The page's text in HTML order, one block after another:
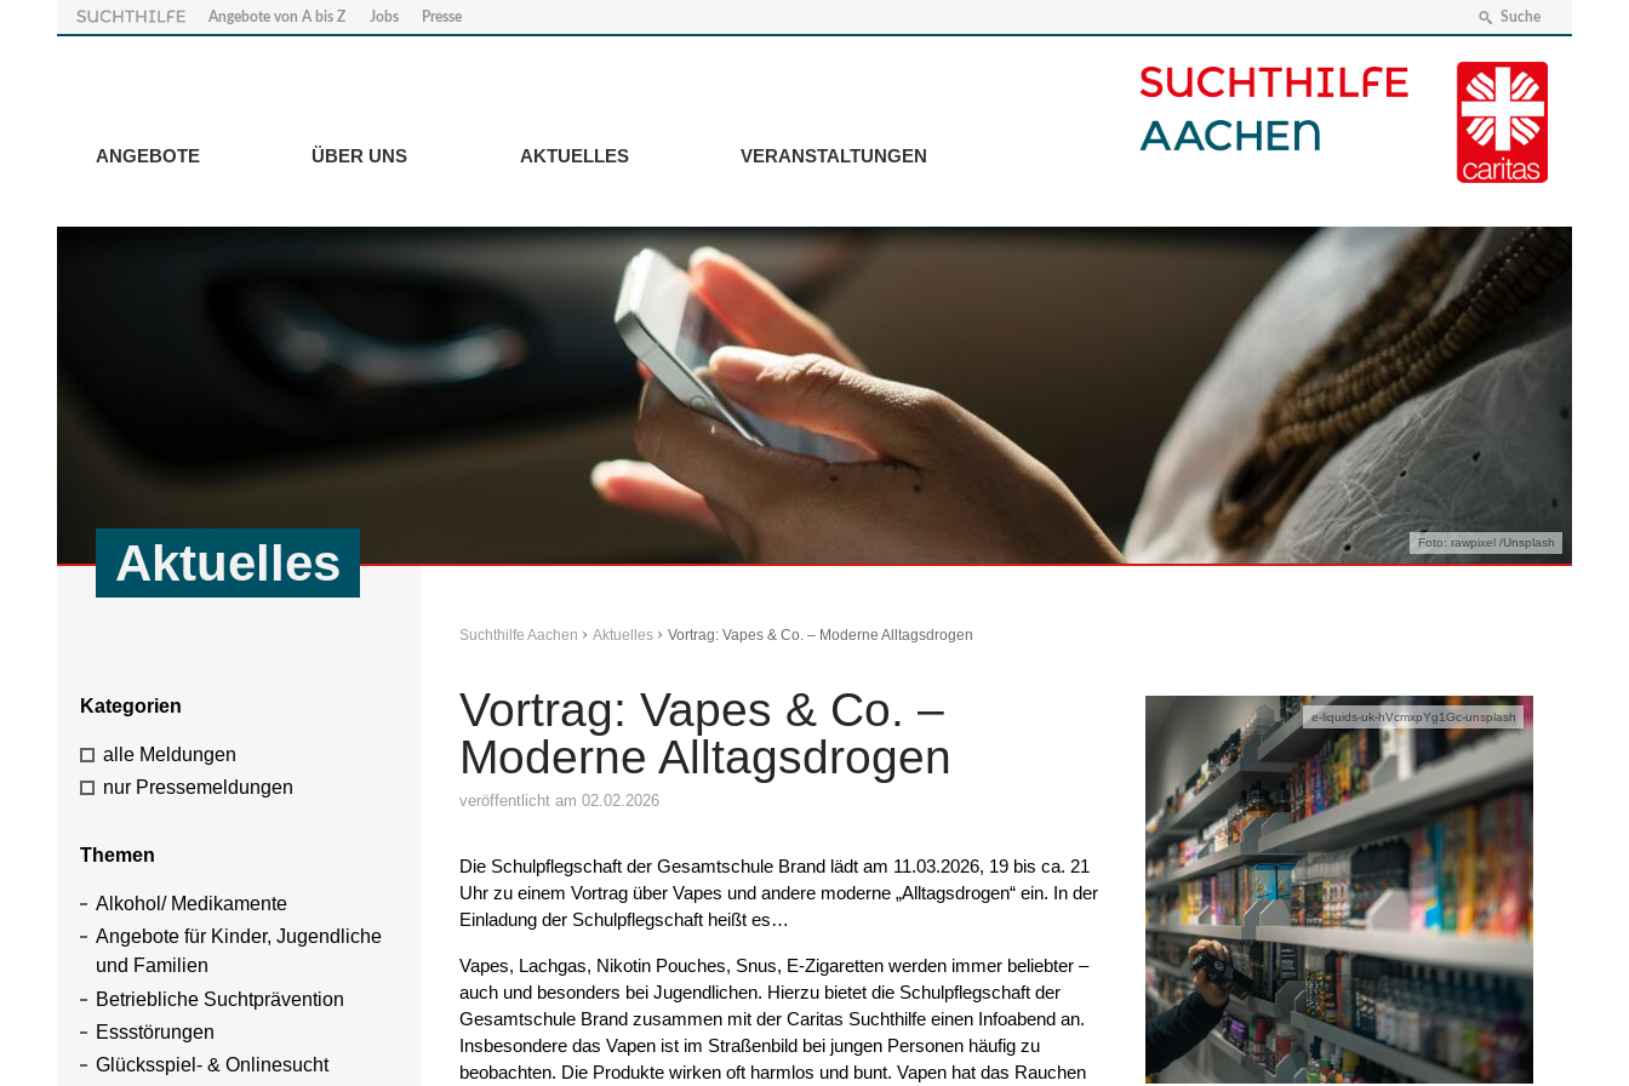
Angebote von A bis Z Jobs Presse Suche
ANGEBOTE ÜBER UNS AKTUELLES VERANSTALTUNGEN
Aktuelles Foto: rawpixel /Unsplash
Kategorien
alle Meldungen
nur Pressemeldungen
Themen
Alkohol/ Medikamente
Angebote für Kinder, Jugendliche
und Familien
Betriebliche Suchtprävention
Essstörungen
Glücksspiel- & Onlinesucht
Suchthilfe Aachen Aktuelles Vortrag: Vapes & Co. – Moderne Alltagsdrogen
Vortrag: Vapes & Co. –
Moderne Alltagsdrogen
veröffentlicht am 02.02.2026
Die Schulpflegschaft der Gesamtschule Brand lädt am 11.03.2026, 19 bis ca. 21
Uhr zu einem Vortrag über Vapes und andere moderne „Alltagsdrogen“ ein. In der
Einladung der Schulpflegschaft heißt es…
Vapes, Lachgas, Nikotin Pouches, Snus, E-Zigaretten werden immer beliebter –
auch und besonders bei Jugendlichen. Hierzu bietet die Schulpflegschaft der
Gesamtschule Brand zusammen mit der Caritas Suchthilfe einen Infoabend an.
Insbesondere das Vapen ist im Straßenbild bei jungen Personen häufig zu
beobachten. Die Produkte wirken oft harmlos und bunt. Vapen hat das Rauchen
e-liquids-uk-hVcmxpYg1Gc-unsplash